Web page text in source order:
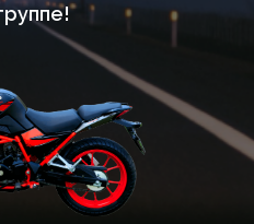
вы даете согласие на
данных
WhatsApp